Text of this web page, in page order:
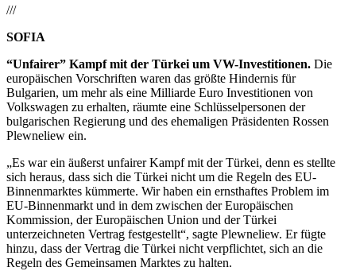
///
SOFIA
“Unfairer” Kampf mit der Türkei um VW-Investitionen. Die
europäischen Vorschriften waren das größte Hindernis für
Bulgarien, um mehr als eine Milliarde Euro Investitionen von
Volkswagen zu erhalten, räumte eine Schlüsselpersonen der
bulgarischen Regierung und des ehemaligen Präsidenten Rossen
Plewneliew ein.
„Es war ein äußerst unfairer Kampf mit der Türkei, denn es stellte
sich heraus, dass sich die Türkei nicht um die Regeln des EU-
Binnenmarktes kümmerte. Wir haben ein ernsthaftes Problem im
EU-Binnenmarkt und in dem zwischen der Europäischen
Kommission, der Europäischen Union und der Türkei
unterzeichneten Vertrag festgestellt“, sagte Plewneliew. Er fügte
hinzu, dass der Vertrag die Türkei nicht verpflichtet, sich an die
Regeln des Gemeinsamen Marktes zu halten.